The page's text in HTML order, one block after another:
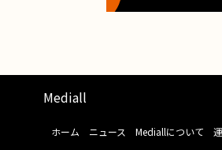
Mediall
ホーム ニュース Mediallについて